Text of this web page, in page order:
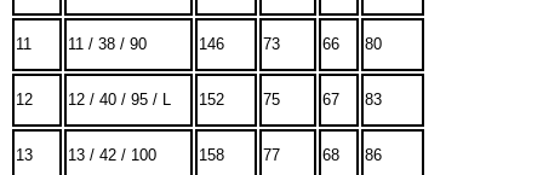
11 11 / 38 / 90 146 73 66 80
12 12 / 40 / 95 / L 152 75 67 83
13 13 / 42 / 100 158 77 68 86